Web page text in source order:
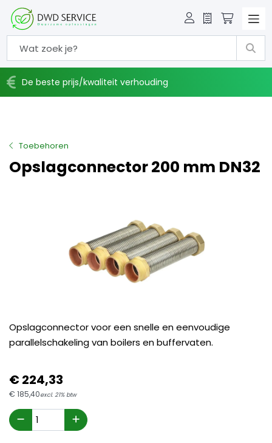
Offerte
De beste prijs/kwaliteit verhouding
Toebehoren
Opslagconnector 200 mm DN32
Opslagconnector voor een snelle en eenvoudige
parallelschakeling van boilers en buffervaten.
€224,33
€ 185,40excl. 21% btw